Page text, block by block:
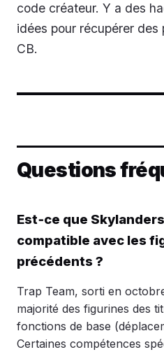
code créateur. Y a des
idées pour récupérer des
CB.
Questions
Est‑ce que
compatible avec les
précédents ?
Trap Team, sorti en
majorité des figurines des
fonctions de base
Certaines compétences